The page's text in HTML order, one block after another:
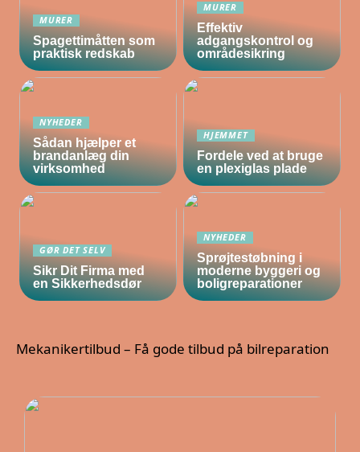
MURER
Spagettimåtten som
praktisk redskab
MURER
Effektiv
adgangskontrol og
områdesikring
NYHEDER
Sådan hjælper et
brandanlæg din
virksomhed
HJEMMET
Fordele ved at bruge
en plexiglas plade
GØR DET SELV
Sikr Dit Firma med
en Sikkerhedsdør
NYHEDER
Sprøjtestøbning i
moderne byggeri og
boligreparationer
Mekanikertilbud – Få gode tilbud på bilreparation